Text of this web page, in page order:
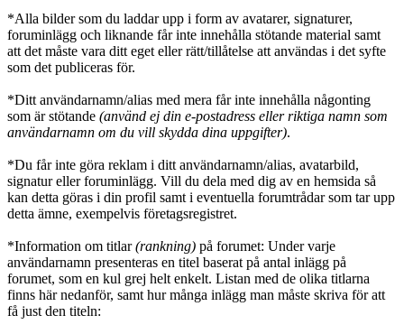
*Alla bilder som du laddar upp i form av avatarer, signaturer,
foruminlägg och liknande får inte innehålla stötande material samt
att det måste vara ditt eget eller rätt/tillåtelse att användas i det syfte
som det publiceras för.
*Ditt användarnamn/alias med mera får inte innehålla någonting
som är stötande (använd ej din e-postadress eller riktiga namn som
användarnamn om du vill skydda dina uppgifter).
*Du får inte göra reklam i ditt användarnamn/alias, avatarbild,
signatur eller foruminlägg. Vill du dela med dig av en hemsida så
kan detta göras i din profil samt i eventuella forumtrådar som tar upp
detta ämne, exempelvis företagsregistret.
*Information om titlar(rankning) på forumet: Under varje
användarnamn presenteras en titel baserat på antal inlägg på
forumet, som en kul grej helt enkelt. Listan med de olika titlarna
finns här nedanför, samt hur många inlägg man måste skriva för att
få just den titeln: